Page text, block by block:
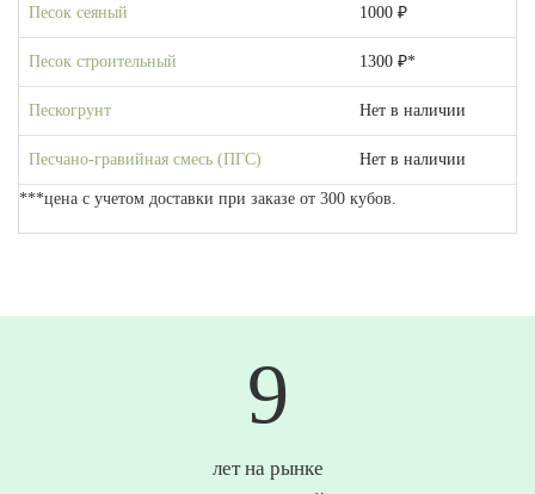
Песок сеяный 1000 ₽
Песок строительный 1300 ₽*
Пескогрунт Нет в наличии
Песчано-гравийная смесь (ПГС) Нет в наличии
***цена с учетом доставки при заказе от 300 кубов.
10
лет на рынке